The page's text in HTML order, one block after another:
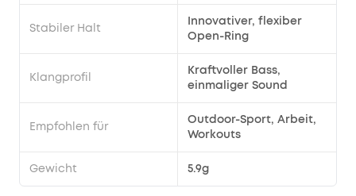
Stabiler Halt
Innovativer, flexiber
Open-Ring
Klangprofil
Kraftvoller Bass,
einmaliger Sound
Empfohlen für
Outdoor-Sport, Arbeit,
Workouts
Gewicht 5.9g